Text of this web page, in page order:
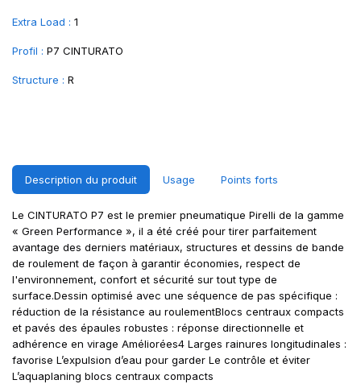
Extra Load : 1
Profil : P7 CINTURATO
Structure : R
Description du produit Usage Points forts
Le CINTURATO P7 est le premier pneumatique Pirelli de la gamme
« Green Performance », il a été créé pour tirer parfaitement
avantage des derniers matériaux, structures et dessins de bande
de roulement de façon à garantir économies, respect de
l'environnement, confort et sécurité sur tout type de
surface.Dessin optimisé avec une séquence de pas spécifique :
réduction de la résistance au roulementBlocs centraux compacts
et pavés des épaules robustes : réponse directionnelle et
adhérence en virage Améliorées4 Larges rainures longitudinales :
favorise L’expulsion d’eau pour garder Le contrôle et éviter
L’aquaplaning blocs centraux compacts